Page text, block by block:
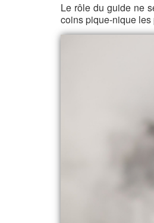
Le rôle du guide ne
coins pique-nique les